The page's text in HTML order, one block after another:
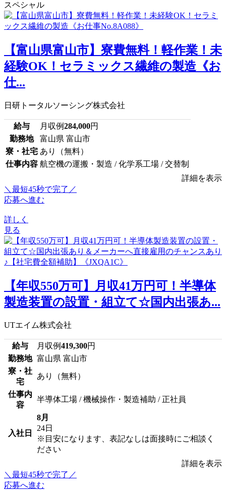
スペシャル
【富山県富山市】寮費無料！軽作業！未
経験OK！セラミックス繊維の製造《お
仕...
日研トータルソーシング株式会社
給与 月収例284,000円
勤務地
富山県 富山市
寮・社宅 あり（無料）
仕事内容 航空機の運搬・製造 / 化学系工場 / 交替制
詳細を表示
＼最短45秒で完了／
応募へ進む
詳しく
見る
【年収550万可】月収41万円可！半導体
製造装置の設置・組立て☆国内出張あ...
UTエイム株式会社
給与 月収例419,300円
勤務地 富山県 富山市
寮・社
宅
あり（無料）
仕事内
容
半導体工場 / 機械操作・製造補助 / 正社員
入社日
8月
24日
※目安になります、表記なしは面接時にご相談く
ださい
詳細を表示
＼最短45秒で完了／
応募へ進む